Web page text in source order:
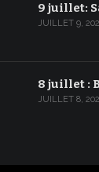
9 juillet:
JUILLET 9,
8 juillet :
JUILLET 8,